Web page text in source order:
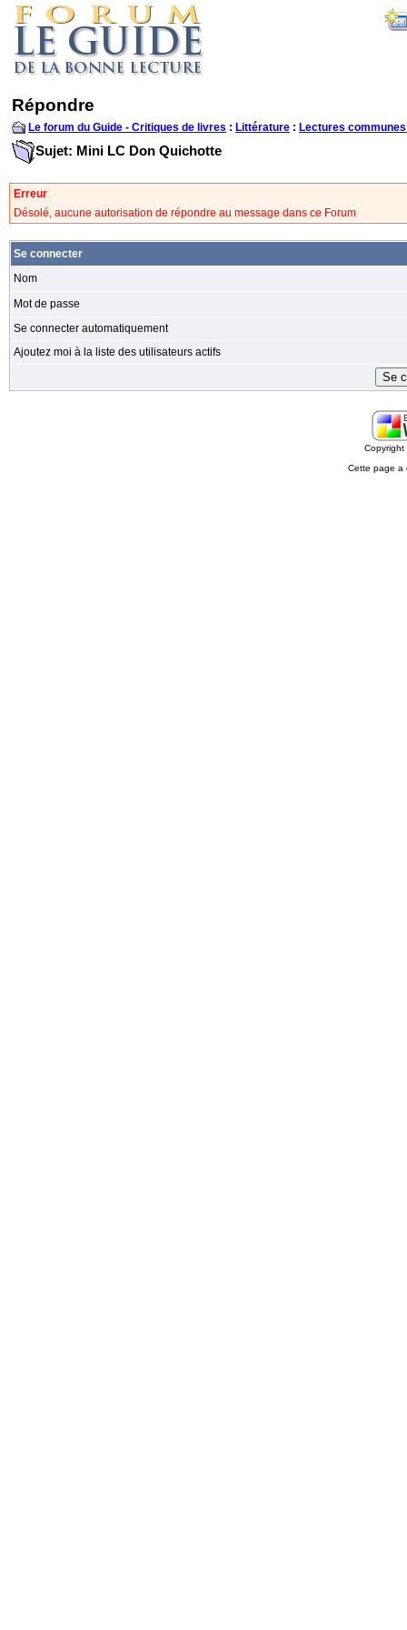
Répondre
Le forum du Guide - Critiques de livres : Littérature : Lectures
Sujet: Mini LC Don Quichotte
Erreur
Désolé, aucune autorisation de répondre au message dans ce Forum
Se connecter
Nom
Mot de passe
Se connecter automatiquement
Ajoutez moi à la liste des utilisateurs actifs
Cette page a